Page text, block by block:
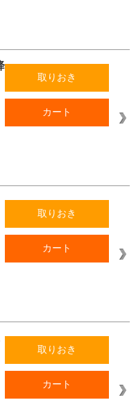
取りおき
カート
取りおき
カート
取りおき
カート